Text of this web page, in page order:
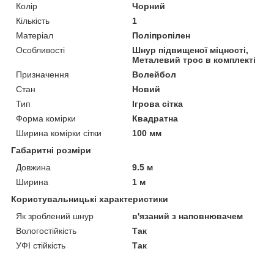
Колір
Чорний
Кількість
1
Матеріал
Поліпропілен
Особливості
Шнур підвищеної міцності,
Металевий трос в комплекті
Призначення
Волейбол
Стан
Новий
Тип
Ігрова сітка
Форма комірки
Квадратна
Ширина комірки сітки
100 мм
Габаритні розміри
Довжина
9.5 м
Ширина
1 м
Користувальницькі характеристики
Як зроблений шнур
в'язаний з наповнювачем
Вологостійкість
Так
УФІ стійкість
Так